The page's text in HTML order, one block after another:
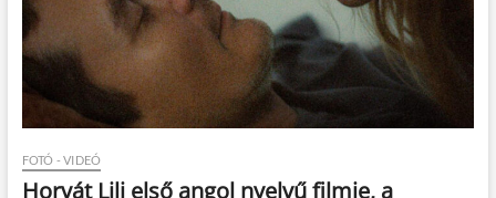
FOTÓ - VIDEÓ
Horvát Lili első angol nyelvű filmje, a